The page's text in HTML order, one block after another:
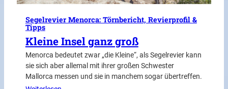
Segelrevier Menorca: Törnbericht, Revierprofil &
Tipps
Kleine Insel ganz groß
Menorca bedeutet zwar „die Kleine“, als Segelrevier kann
sie sich aber allemal mit ihrer großen Schwester
Mallorca messen und sie in manchem sogar übertreffen.